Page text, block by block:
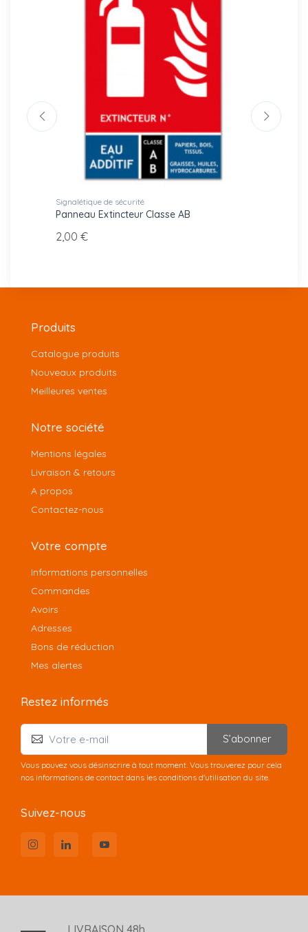
Signalétique de sécurité
Panneau Extincteur Classe AB
2,00 €
Produits
Catalogue produits
Nouveaux produits
Meilleures ventes
Notre société
Mentions légales
Livraison & retours
A propos
Contactez-nous
Votre compte
Informations personnelles
Commandes
Avoirs
Adresses
Bons de réduction
Mes alertes
Restez informés
S’abonner
Vous pouvez vous désinscrire à tout moment. Vous trouverez pour cela
nos informations de contact dans les conditions d'utilisation du site.
Suivez-nous
LIVRAISON 48h